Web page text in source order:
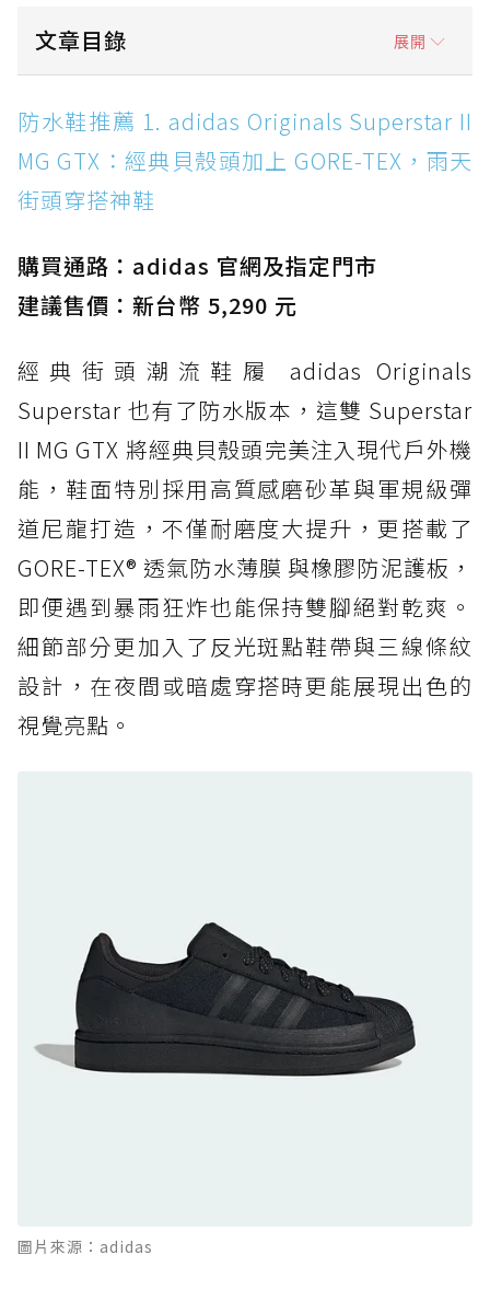
文章目錄 展開
防水鞋推薦 1. adidas Originals Superstar II
MG GTX：經典貝殼頭加上 GORE-TEX，雨天街
頭穿搭神鞋
防水鞋推薦 2. New Balance Hierro v9 GORE-
防水鞋推薦 3. Nike Dunk Low GORE-TEX：
經典 Dunk 輪廓加上防水科技，雨天穿搭帥度不
打折
防水鞋推薦 4. ASICS TRABUCO 14 GTX：搭
載 GORE-TEX 隱形貼合科技，全方位防水神鞋
防水鞋推薦 5. Salomon XT-6 GORE-TEX：潮
人必備山系鞋王！防滑、防水與街頭顏值一次攻
頂
防水鞋推薦 6. HOKA Stinson Evo GTX：越野
復刻厚底，GORE-TEX 防水與增高神器一次滿
防水鞋推薦 7. Timberland Motion Access：
黃靴同級頂級防水，輕量化工裝健走鞋雨天必備
防水鞋推薦 7. Timberland Motion Access：
黃靴同級頂級防水，輕量化工裝健走鞋雨天必備
防水鞋推薦 10. PUMA Voyage NITRO™ 4
GORE-TEX：氮氣中底注入，回彈與防滑兼具的
全天候越野跑鞋
防水鞋推薦 11. On Cloudhorizon 2 WP：腳
感軟彈、搭載 Missiongrip™ 的防水輕越野鞋
Boot：馬汀首款雨靴登場，經典八孔加上全防
防水鞋推薦 1. adidas Originals Superstar II
MG GTX：經典貝殼頭加上 GORE-TEX，雨天
街頭穿搭神鞋
購買通路：adidas 官網及指定門市
建議售價：新台幣 5,290 元
經典街頭潮流鞋履 adidas Originals
Superstar 也有了防水版本，這雙 Superstar
II MG GTX 將經典貝殼頭完美注入現代戶外機
能，鞋面特別採用高質感磨砂革與軍規級彈
道尼龍打造，不僅耐磨度大提升，更搭載了
GORE-TEX® 透氣防水薄膜 與橡膠防泥護板，
即便遇到暴雨狂炸也能保持雙腳絕對乾爽。
細節部分更加入了反光斑點鞋帶與三線條紋
設計，在夜間或暗處穿搭時更能展現出色的
視覺亮點。
圖片來源：adidas